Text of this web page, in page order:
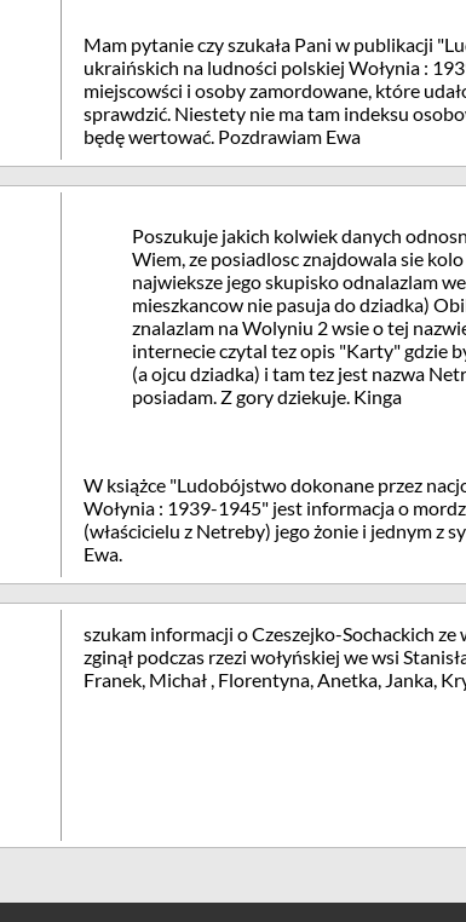
Mam pytanie czy szukała Pani w publikacji
ukraińskich na ludności polskiej Wołynia :
miejscowści i osoby zamordowane, które
sprawdzić. Niestety nie ma tam indeksu
będę wertować. Pozdrawiam Ewa
Poszukuje jakich kolwiek danych
Wiem, ze posiadlosc znajdowala sie
najwieksze jego skupisko odnalazlam
mieszkancow nie pasuja do dziadka)
znalazlam na Wolyniu 2 wsie o tej
internecie czytal tez opis "Karty" gdzie
(a ojcu dziadka) i tam tez jest nazwa
posiadam. Z gory dziekuje. Kinga
W książce "Ludobójstwo dokonane przez
Wołynia : 1939-1945" jest informacja o
(właścicielu z Netreby) jego żonie i jednym z
Ewa.
szukam informacji o Czeszejko-Sochackich
zginął podczas rzezi wołyńskiej we wsi
Franek, Michał , Florentyna, Anetka, Janka,